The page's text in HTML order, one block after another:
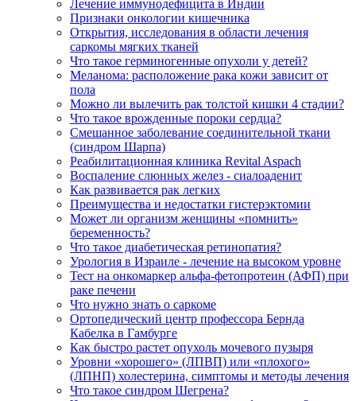
Лечение иммунодефицита в Индии
Признаки онкологии кишечника
Открытия, исследования в области лечения
саркомы мягких тканей
Что такое герминогенные опухоли у детей?
Меланома: расположение рака кожи зависит от
пола
Можно ли вылечить рак толстой кишки 4 стадии?
Что такое врожденные пороки сердца?
Смешанное заболевание соединительной ткани
(синдром Шарпа)
Реабилитационная клиника Revital Aspach
Воспаление слюнных желез - сиалоаденит
Как развивается рак легких
Преимущества и недостатки гистерэктомии
Может ли организм женщины «помнить»
беременность?
Что такое диабетическая ретинопатия?
Урология в Израиле - лечение на высоком уровне
Тест на онкомаркер альфа-фетопротеин (АФП) при
раке печени
Что нужно знать о саркоме
Ортопедический центр профессора Бернда
Кабелка в Гамбурге
Как быстро растет опухоль мочевого пузыря
Уровни «хорошего» (ЛПВП) или «плохого»
(ЛПНП) холестерина, симптомы и методы лечения
Что такое синдром Шегрена?